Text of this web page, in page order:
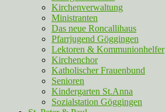
Kirchenverwaltung
Ministranten
Das neue Roncallihaus
Pfarrjugend Göggingen
Lektoren & Kommunionhelfer
Kirchenchor
Katholischer Frauenbund
Senioren
Kindergarten St.Anna
Sozialstation Göggingen